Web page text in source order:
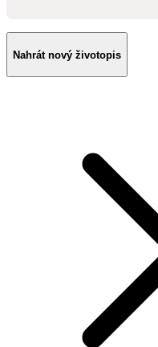
Nahrát nový životopis